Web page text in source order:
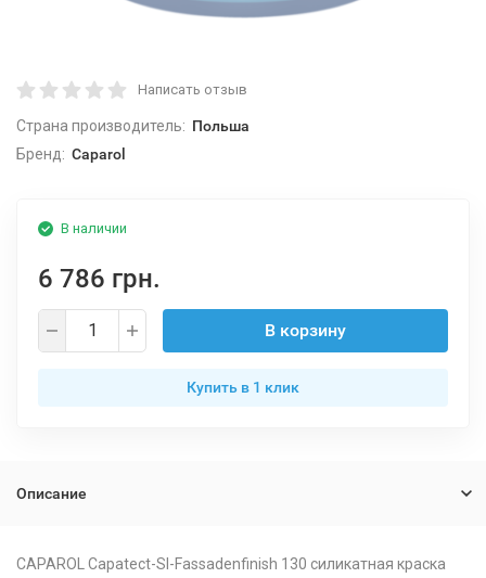
Написать отзыв
Страна производитель: Польша
Бренд: Caparol
В наличии
6 786 грн.
В корзину
Купить в 1 клик
Описание
CAPAROL Capatect-SI-Fassadenfinish 130 силикатная краска